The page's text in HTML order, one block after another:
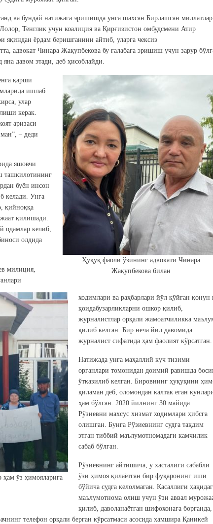
ва бундай натижага эришишда унга шахсан Бирлашган миллатлар
Тенглик учун коалиция ва Қирғизистон омбудсмени Атир
яқиндан ёрдам беришганини айтиб, уларга чексиз
адвокат Чинара Жақупбекова бу ғалабага эришиш учун зарур
давом этади, деб ҳисоблайди.
Ҳуқуқ фаоли ўзининг адвокати Чинара
Жақупбекова билан
қарши
ишлаб
улар
керак.
аризаси
– деди
яшовчи
ташкилотининг
буён инсон
келади. Унга
қийноққа
қилишади.
одамлар келиб,
олдида
ўз ҳимояларига
милиция,
ходимлари ва раҳбарлари йўл қўйган қонун
қоидабузарликларни ошкор қилиб,
журналистлар орқали жамоатчиликка
қилиб келган. Бир неча йил давомида
журналист сифатида ҳам фаолият кўрсатган.
Натижада унга маҳаллий куч тизими
органлари томонидан доимий равишда
ўтказилиб келган. Бировнинг ҳуқуқини
қиламан деб, оломондан калтак еган
ҳам бўлган. 2020 йилнинг 30 майида
Рўзиевни махсус хизмат ходимлари ҳибсга
олишган. Бунга Рўзиевнинг судга тақдим
этган тиббий маълумотномадаги камчилик
сабаб бўлган.
Рўзиевнинг айтишича, у хасталиги сабабли
ўзи ҳимоя қилаётган бир фуқаронинг иши
бўйича судга келолмаган. Касаллиги
маълумотнома олиш учун ўзи аввал
қилиб, даволанаётган шифохонага борганда,
телефон орқали берган кўрсатмаси асосида ҳамшира Қаникей